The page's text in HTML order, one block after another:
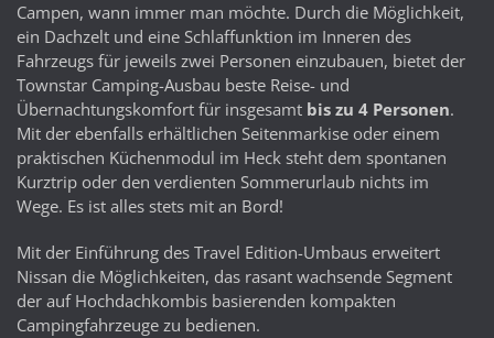
Campen, wann immer man möchte. Durch die Möglichkeit,
ein Dachzelt und eine Schlaffunktion im Inneren des
Fahrzeugs für jeweils zwei Personen einzubauen, bietet der
Townstar Camping-Ausbau beste Reise- und
Übernachtungskomfort für insgesamt bis zu 4 Personen.
Mit der ebenfalls erhältlichen Seitenmarkise oder einem
praktischen Küchenmodul im Heck steht dem spontanen
Kurztrip oder den verdienten Sommerurlaub nichts im
Wege. Es ist alles stets mit an Bord!
Mit der Einführung des Travel Edition-Umbaus erweitert
Nissan die Möglichkeiten, das rasant wachsende Segment
der auf Hochdachkombis basierenden kompakten
Campingfahrzeuge zu bedienen.